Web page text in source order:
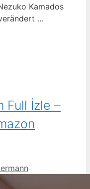
Kamados
…
Full İzle –